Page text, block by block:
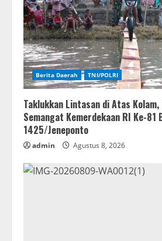
Berita Daerah TNI/POLRI
Taklukkan Lintasan di Atas Kolam,
Semangat Kemerdekaan RI Ke-81
1425/Jeneponto
admin Agustus 8, 2026